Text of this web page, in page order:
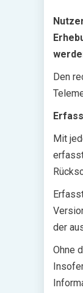
18
Den
Mit
der
Ohne